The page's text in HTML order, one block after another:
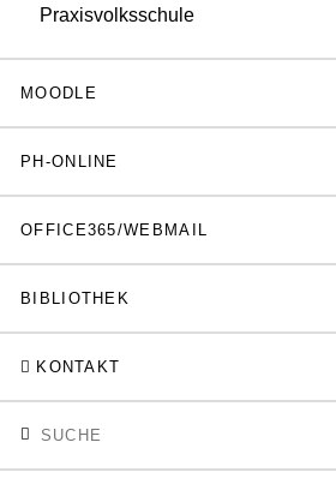
Praxisvolksschule
MOODLE
PH-ONLINE
OFFICE365/WEBMAIL
BIBLIOTHEK
KONTAKT